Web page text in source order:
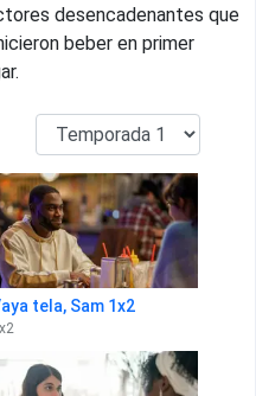
desencadenantes que
beber en primer
tela, Sam 1x2
x2